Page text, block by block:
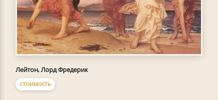
Лейтон, Лорд Фредерик
СТОИМОСТЬ